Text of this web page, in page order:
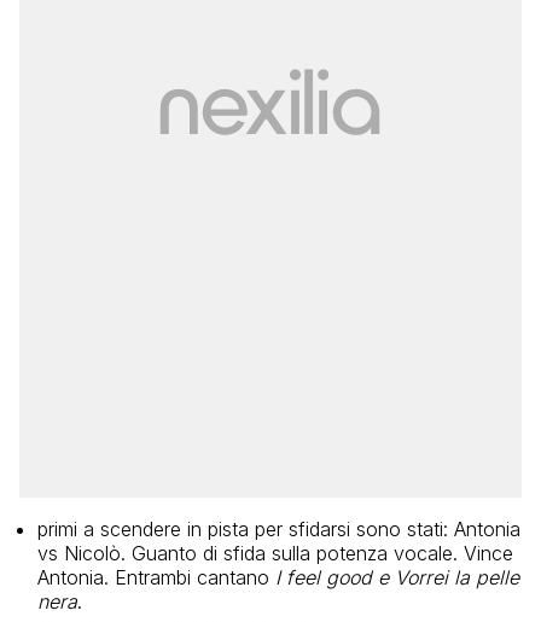
primi a scendere in pista per sfidarsi sono stati: Antonia
vs Nicolò. Guanto di sfida sulla potenza vocale. Vince
Antonia. Entrambi cantano I feel good e Vorrei la pelle
nera.